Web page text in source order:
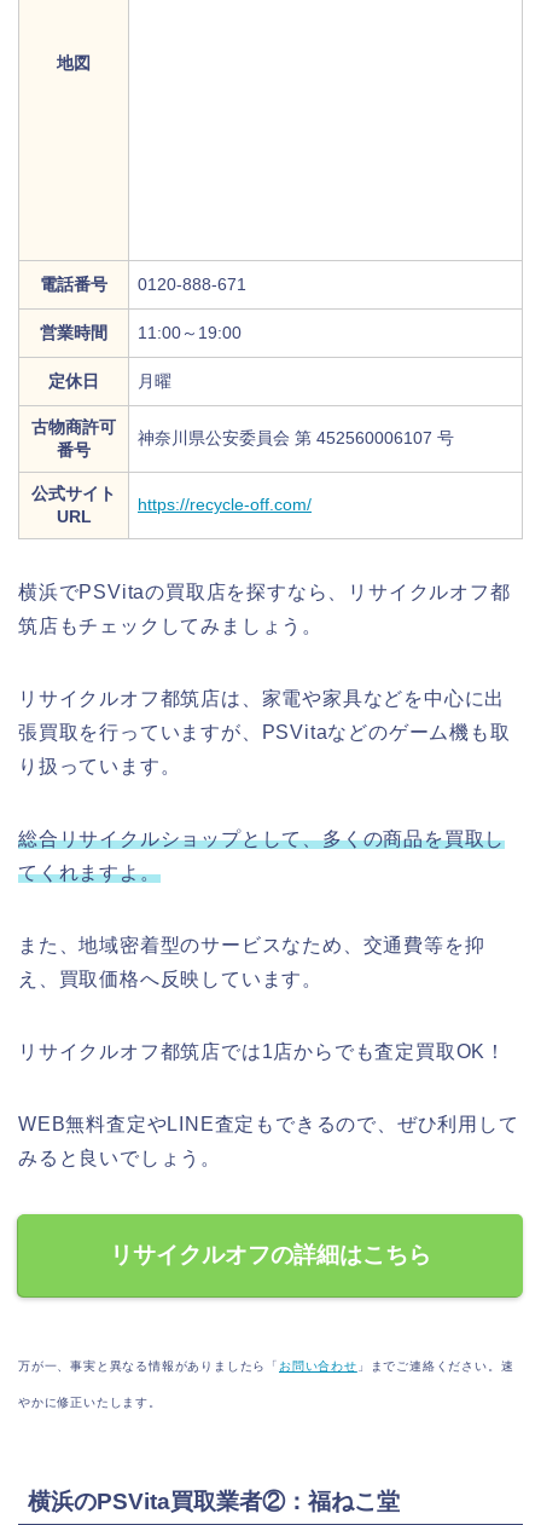
地図
電話番号 0120-888-671
営業時間 11:00～19:00
定休日 月曜
古物商許可
番号
神奈川県公安委員会 第 452560006107 号
公式サイト
URL
https://recycle-off.com/
横浜でPSVitaの買取店を探すなら、リサイクルオフ都
筑店もチェックしてみましょう。
リサイクルオフ都筑店は、家電や家具などを中心に出
張買取を行っていますが、PSVitaなどのゲーム機も取
り扱っています。
総合リサイクルショップとして、多くの商品を買取し
てくれますよ。
また、地域密着型のサービスなため、交通費等を抑
え、買取価格へ反映しています。
リサイクルオフ都筑店では1店からでも査定買取OK！
WEB無料査定やLINE査定もできるので、ぜひ利用して
みると良いでしょう。
リサイクルオフの詳細はこちら
万が一、事実と異なる情報がありましたら「 お問い合わせ 」までご連絡ください。速
やかに修正いたします。
横浜のPSVita買取業者②：福ねこ堂